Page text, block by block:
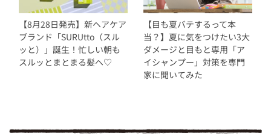
【8月28日発売】新ヘアケア
ブランド「SURUtto（スル
ッと）」誕生！忙しい朝も
スルッとまとまる髪へ♡
【目も夏バテするって本
当？】夏に気をつけたい3大
ダメージと目もと専用「ア
イシャンプー」対策を専門
家に聞いてみた